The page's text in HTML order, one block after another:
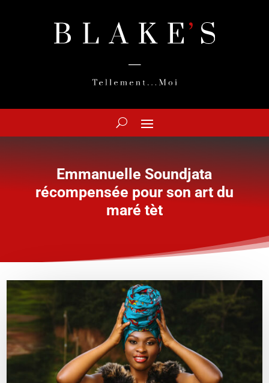
Emmanuelle Soundjata
récompensée pour son art du
maré tèt